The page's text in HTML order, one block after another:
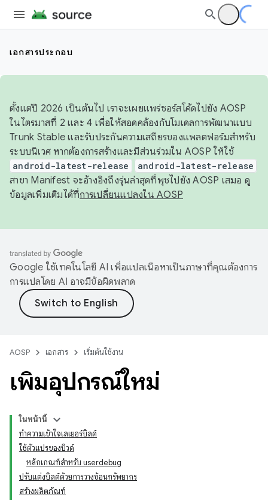
เอกสารประกอบ
ตั้งแต่ปี 2026 เป็นต้นไป เราจะเผยแพร่ซอร์สโค้ดไปยัง AOSP
ในไตรมาสที่ 2 และ 4 เพื่อให้สอดคล้องกับโมเดลการพัฒนาแบบ
Trunk Stable และรับประกันความเสถียรของแพลตฟอร์มสำหรับ
ระบบนิเวศ หากต้องการสร้างและมีส่วนร่วมใน AOSP ให้ใช้
android-latest-release android-latest-release
สาขา Manifest จะอ้างอิงถึงรุ่นล่าสุดที่พุชไปยัง AOSP เสมอ ดู
ข้อมูลเพิ่มเติมได้ที่การเปลี่ยนแปลงใน AOSP
Google ใช้เทคโนโลยี AI เพื่อแปลเนื้อหาเป็นภาษาที่คุณต้องการ
การแปลโดย AI อาจมีข้อผิดพลาด
AOSP เอกสาร เริ่มต้นใช้งาน
เพิ่มอุปกรณ์ใหม่
ในหน้านี้
ทำความเข้าใจเลเยอร์บิลด์
ใช้ตัวแปรของบิวด์
หลักเกณฑ์สำหรับ userdebug
ปรับแต่งบิลด์ด้วยการวางซ้อนทรัพยากร
สร้างผลิตภัณฑ์